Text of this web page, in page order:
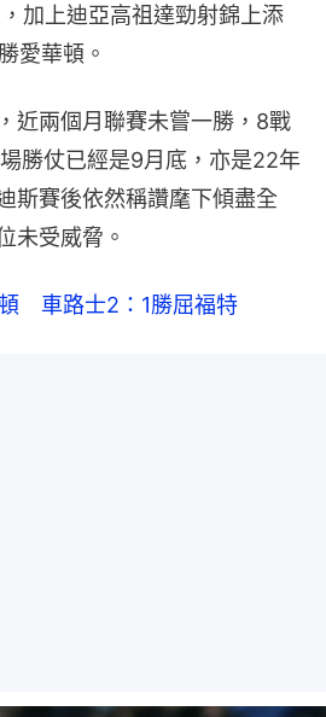
加上迪亞高祖達勁射錦上添
愛華頓。
近兩個月聯賽未嘗一勝，8戰
勝仗已經是9月底，亦是22年
斯賽後依然稱讚麾下傾盡全
未受威脅。
　車路士2：1勝屈福特